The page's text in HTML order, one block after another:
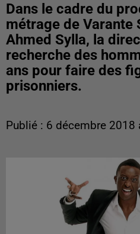
Dans le cadre du
métrage de Varante
Ahmed Sylla, la
recherche des
ans pour faire des
prisonniers.
Publié : 6 décembre 2018